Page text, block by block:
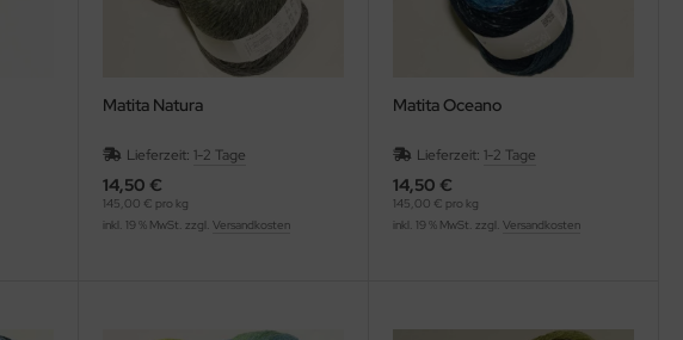
Matita Natura
Lieferzeit: 1-2 Tage
14,50 €
145,00 € pro kg
inkl. 19 % MwSt. zzgl. Versandkosten
Matita Oceano
Lieferzeit: 1-2 Tage
14,50 €
145,00 € pro kg
inkl. 19 % MwSt. zzgl. Versandkosten